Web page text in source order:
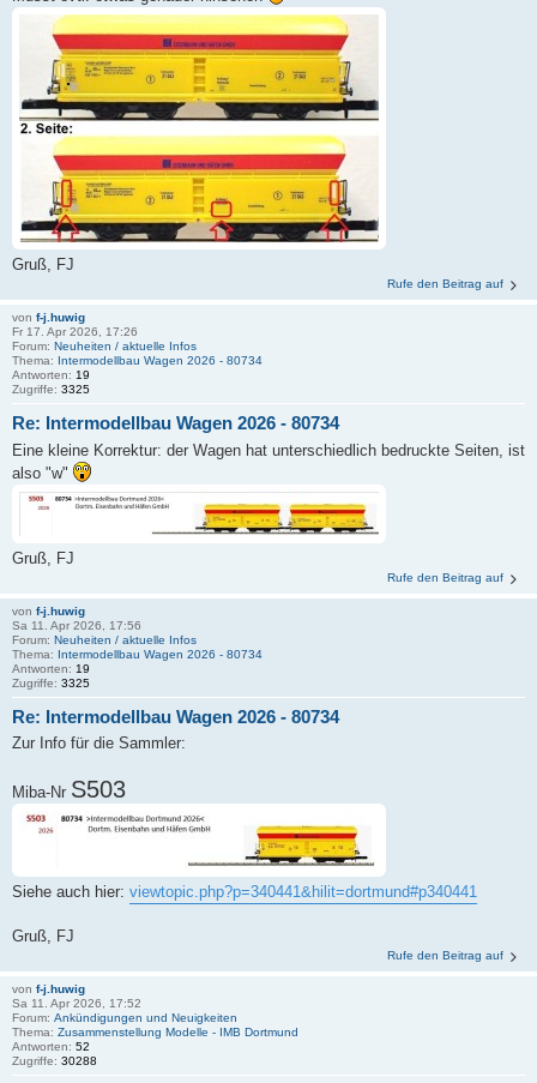
Gruß, FJ
Rufe den Beitrag auf
von f-j.huwig
Fr 17. Apr 2026, 17:26
Forum: Neuheiten / aktuelle Infos
Thema: Intermodellbau Wagen 2026 - 80734
Antworten: 19
Zugriffe: 3325
Re: Intermodellbau Wagen 2026 - 80734
Eine kleine Korrektur: der Wagen hat unterschiedlich bedruckte Seiten, ist
also "w"
Gruß, FJ
Rufe den Beitrag auf
von f-j.huwig
Sa 11. Apr 2026, 17:56
Forum: Neuheiten / aktuelle Infos
Thema: Intermodellbau Wagen 2026 - 80734
Antworten: 19
Zugriffe: 3325
Re: Intermodellbau Wagen 2026 - 80734
Zur Info für die Sammler:
Miba-Nr S503
Siehe auch hier: viewtopic.php?p=340441&hilit=dortmund#p340441
Gruß, FJ
Rufe den Beitrag auf
von f-j.huwig
Sa 11. Apr 2026, 17:52
Forum: Ankündigungen und Neuigkeiten
Thema: Zusammenstellung Modelle - IMB Dortmund
Antworten: 52
Zugriffe: 30288